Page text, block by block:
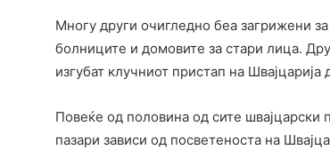
Многу други очигледно беа загрижени
болниците и домовите за стари лица.
изгубат клучниот пристап на
Повеќе од половина од сите швајцарски
пазари зависи од посветеноста на